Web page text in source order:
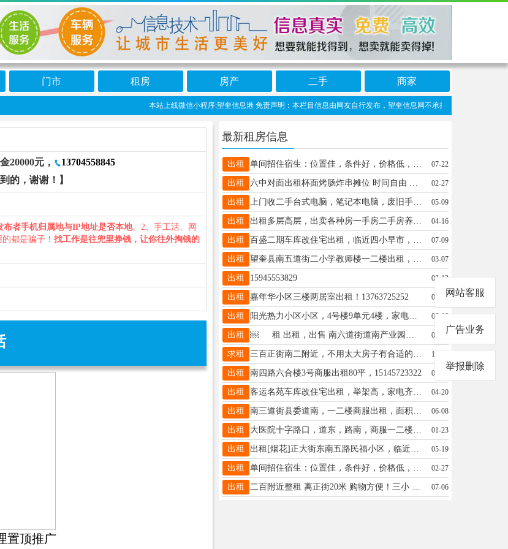
门市 租房 房产 二手 商家
本站上线微信小程序:望奎信息港 免责声明：本栏目信息由网友自行发布，望奎信息网不承担任何责任！提高警
20000元，
13704558845
的，谢谢！】
布者手机归属地与IP地址是否本地。2、手工活、网
都是骗子！ 找工作是往兜里挣钱，让你往外掏钱的
置顶推广
最新租房信息
出租 单间招住宿生：位置佳，条件好，价格低，非常干净舒适，有家的感觉！电话13214550605 07-22
出租 六中对面出租杯面烤肠炸串摊位 时间自由 可免费提供设备使用 年租金3500联系电话18904852020 02-27
出租 上门收二手台式电脑，笔记本电脑，废旧手机，及各种电子产品，另出售二手台式电脑，及各种配件，电话微信：15765275687 05-09
出租 出租多层高层，出卖各种房一手房二手房养老房学区房15765794907 04-16
出租 百盛二期车库改住宅出租，临近四小早市，适合陪读，需要的联系电话15145729809 ​ 07-09
出租 望奎县南五道街二小学教师楼一二楼出租，联系电话 13329458806 03-07
出租 15945553829 03-12
出租 嘉年华小区三楼两居室出租！13763725252 07-12
出租 阳光热力小区小区，4号楼9单元4楼，家电齐全拎包入住，19804555511 06-19
出租 ￼ 租 出租，出售 南六道街道南产业园商服一二楼面积120平，有需要宽敞大面积隔壁一门中间可通开，联系电话15945559667微信同步 07-20
求租 三百正街南二附近，不用太大房子有合适的打电话13349452224 12-17
出租 南四路六合楼3号商服出租80平，15145723322 03-13
出租 客运名苑车库改住宅出租，举架高，家电齐全，拎包入住，有空调，交通便利，联系人王女士，联系电话18057182120。18057182119 04-20
出租 南三道街县委道南，一二楼商服出租，面积276平方。联系电话15046586667。 06-08
出租 大医院十字路口，道东，路南，商服一二楼77.6平低价出租出卖，15546563384 01-23
出租 出租[烟花]正大街东南五路民福小区，临近一中，5楼46平方，家居齐全，适合陪读，6月12号到期，有需要的家人可以提前预订15045545077[庆祝]好朋友帮忙转发一下，感谢?特 05-19
出租 单间招住宿生：位置佳，条件好，价格低，非常干净舒适，有家的感觉！电话13214550605 02-27
出租 二百附近整租 离正街20米 购物方便！三小 六中 二中适合陪读 上班族 一室一厅65平5楼 一年起租 采光好 包取暖物业 家电家具齐全 拎包入住 电话:13840998293 07-06
网站客服
广告业务
举报删除